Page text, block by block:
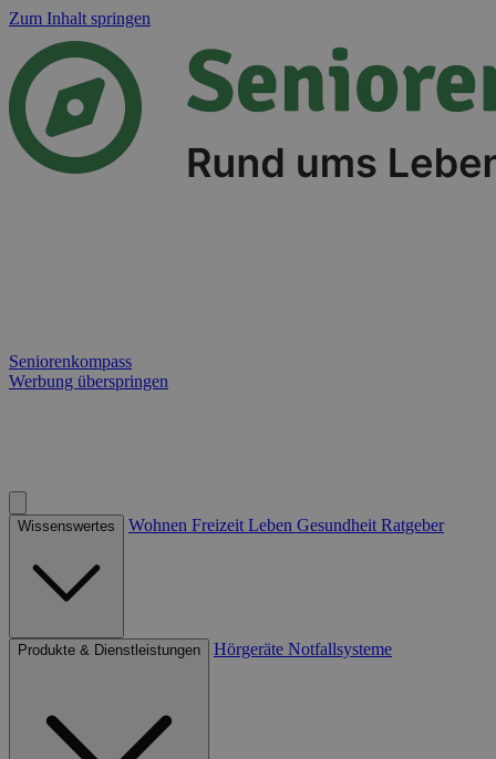
Zum Inhalt springen
Seniorenkompass
Werbung überspringen
Wissenswertes Wohnen Freizeit Leben Gesundheit Ratgeber
Produkte & Dienstleistungen Hörgeräte Notfallsysteme